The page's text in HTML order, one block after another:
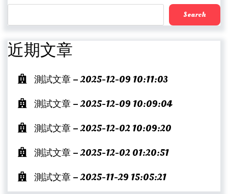
Search
近期文章
測試文章 – 2025-12-09 10:11:03
測試文章 – 2025-12-09 10:09:04
測試文章 – 2025-12-02 10:09:20
測試文章 – 2025-12-02 01:20:51
測試文章 – 2025-11-29 15:05:21